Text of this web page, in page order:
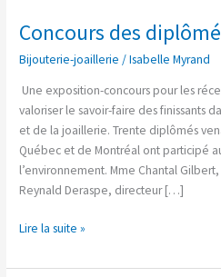
Concours des
Bijouterie-joaillerie /Isabelle Myrand
Une exposition-concours pour les
valoriser le savoir-faire des finissants
et de la joaillerie. Trente diplômés
Québec et de Montréal ont participé
l’environnement. Mme Chantal
Reynald Deraspe, directeur […]
Concours
diplômés
Lire la suite »